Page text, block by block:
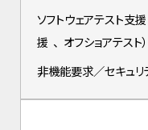
ソフトウェアテスト支援
援 、 オフショアテスト）
非機能要求／セキュリ